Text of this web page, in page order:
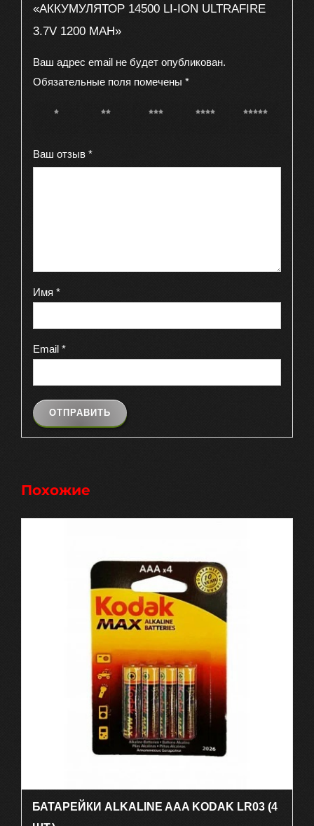
«АККУМУЛЯТОР 14500 LI-ION ULTRAFIRE
3.7V 1200 MAH»
Ваш адрес email не будет опубликован.
Обязательные поля помечены *
1 из 5
2 из 5
3 из 5
4 из 5
5 из 5
Ваш отзыв *
Имя *
Email *
Похожие
БАТАРЕЙКИ ALKALINE AAA KODAK LR03 (4